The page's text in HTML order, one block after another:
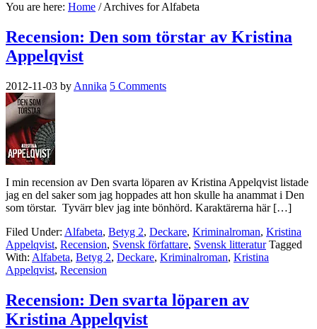
You are here: Home /Archives for Alfabeta
Recension: Den som törstar av Kristina
Appelqvist
2012-11-03 by Annika 5 Comments
I min recension av Den svarta löparen av Kristina Appelqvist listade
jag en del saker som jag hoppades att hon skulle ha anammat i Den
som törstar. Tyvärr blev jag inte bönhörd. Karaktärerna här […]
Filed Under: Alfabeta, Betyg 2, Deckare, Kriminalroman, Kristina
Appelqvist, Recension, Svensk författare, Svensk litteratur Tagged
With: Alfabeta, Betyg 2, Deckare, Kriminalroman, Kristina
Appelqvist, Recension
Recension: Den svarta löparen av
Kristina Appelqvist